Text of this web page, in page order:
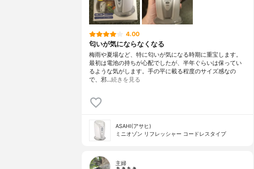
4.00
匂いが気にならなくなる
梅雨や夏場など、特に匂いが気になる時期に重宝します。
最初は電池の持ちが心配でしたが、半年ぐらいは保ってい
るような気がします。手の平に載る程度のサイズ感なの
で、邪…続きを見る
ASAHI(アサヒ)
ミニオゾン リフレッシャー コードレスタイプ
主婦